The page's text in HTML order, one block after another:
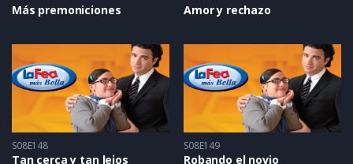
Más premoniciones Amor y rechazo
S08E148
Tan cerca y tan lejos
S08E149
Robando el novio